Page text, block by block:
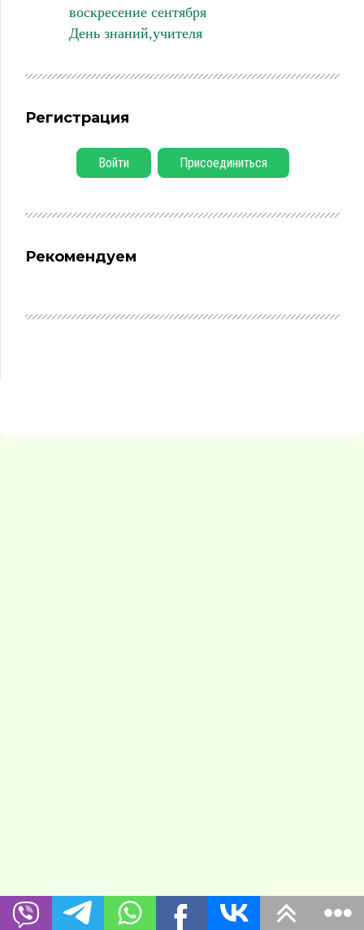
воскресение сентября
День знаний,учителя
Регистрация
Войти Присоединиться
Рекомендуем